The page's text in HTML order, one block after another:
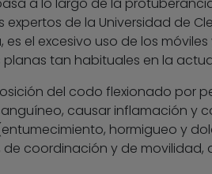
de la Universidad de
el excesivo uso de los móviles
tan habituales en la
del codo flexionado por
causar inflamación y
hormigueo y
coordinación y de movilidad,